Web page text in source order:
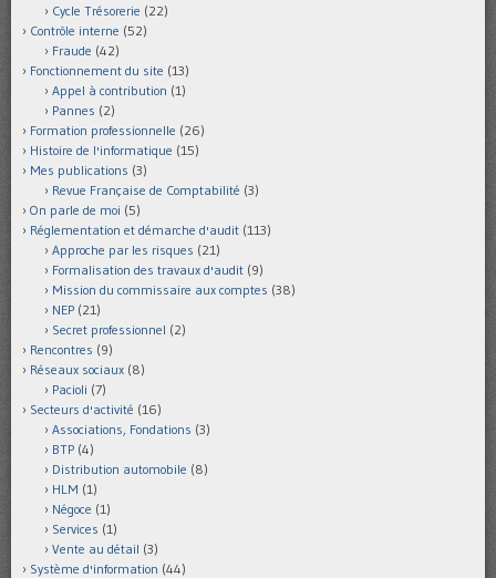
Cycle Trésorerie (22)
Contrôle interne (52)
Fraude (42)
Fonctionnement du site (13)
Appel à contribution (1)
Pannes (2)
Formation professionnelle (26)
Histoire de l'informatique (15)
Mes publications (3)
Revue Française de Comptabilité (3)
On parle de moi (5)
Réglementation et démarche d'audit (113)
Approche par les risques (21)
Formalisation des travaux d'audit (9)
Mission du commissaire aux comptes (38)
NEP (21)
Secret professionnel (2)
Rencontres (9)
Réseaux sociaux (8)
Pacioli (7)
Secteurs d'activité (16)
Associations, Fondations (3)
BTP (4)
Distribution automobile (8)
HLM (1)
Négoce (1)
Services (1)
Vente au détail (3)
Système d'information (44)